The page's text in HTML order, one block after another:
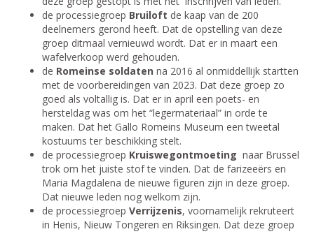
de processiegroep Bruiloft de kaap van de 200
deelnemers gerond heeft. Dat de opstelling van deze
groep ditmaal vernieuwd wordt. Dat er in maart een
wafelverkoop werd gehouden.
de Romeinse soldaten na 2016 al onmiddellijk startten
met de voorbereidingen van 2023. Dat deze groep zo
goed als voltallig is. Dat er in april een poets- en
hersteldag was om het “legermateriaal” in orde te
maken. Dat het Gallo Romeins Museum een tweetal
kostuums ter beschikking stelt.
de processiegroep Kruiswegontmoeting naar Brussel
trok om het juiste stof te vinden. Dat de farizeeërs en
Maria Magdalena de nieuwe figuren zijn in deze groep.
Dat nieuwe leden nog welkom zijn.
de processiegroep Verrijzenis, voornamelijk rekruteert
in Henis, Nieuw Tongeren en Riksingen. Dat deze groep